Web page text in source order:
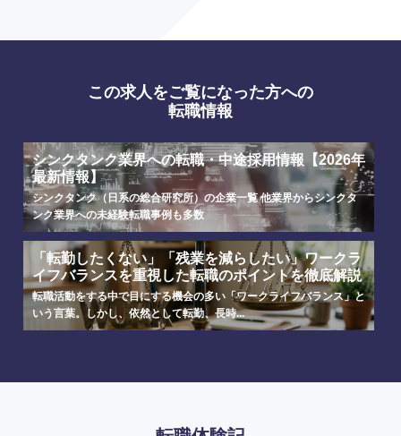
この求人をご覧になった方への
転職情報
シンクタンク業界への転職・中途採用情報【2026年
最新情報】
シンクタンク（日系の総合研究所）の企業一覧 他業界からシンクタ
ンク業界への未経験転職事例も多数
「転勤したくない」「残業を減らしたい」ワークラ
イフバランスを重視した転職のポイントを徹底解説
転職活動をする中で目にする機会の多い「ワークライフバランス」と
いう言葉。しかし、依然として転勤、長時...